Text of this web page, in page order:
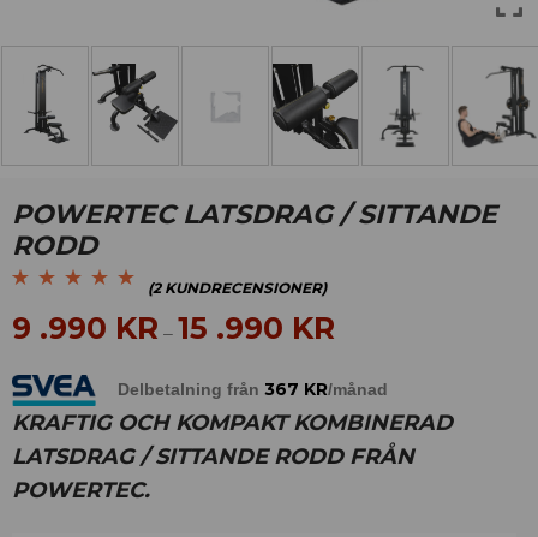
POWERTEC LATSDRAG / SITTANDE
RODD
5 baserat på
kundrecensioner
(2KUNDRECENSIONER)
9 .990 KR – 15 .990 KR
Delbetalning från 367 KR/månad
KRAFTIG OCH KOMPAKT KOMBINERAD
LATSDRAG / SITTANDE RODD FRÅN
POWERTEC.